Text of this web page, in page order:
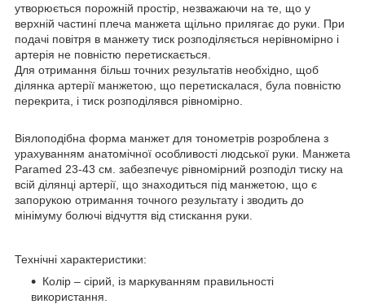
утворюється порожній простір, незважаючи на те, що у
верхній частині плеча манжета щільно прилягає до руки. При
подачі повітря в манжету тиск розподіляється нерівномірно і
артерія не повністю перетискається.
Для отримання більш точних результатів необхідно, щоб
ділянка артерії манжетою, що перетискалася, була повністю
перекрита, і тиск розподілявся рівномірно.
Віялоподібна форма манжет для тонометрів розроблена з
урахуванням анатомічної особливості людської руки. Манжета
Paramed 23-43 см. забезпечує рівномірний розподіл тиску на
всій ділянці артерії, що знаходиться під манжетою, що є
запорукою отримання точного результату і зводить до
мінімуму болючі відчуття від стискання руки.
Технічні характеристики:
Колір – сірий, із маркуванням правильності
використання.